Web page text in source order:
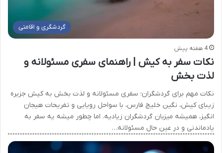
گردشگری و اقامتی
4 هفته پیش
نکات سفر به کیش | راهنمای سفری مسئولانه و
لذت بخش
نکات مهم برای گردشگران؛ سفری مسئولانه و لذت بخش به کیش جزیره
زیبای کیش، نگین خلیج فارس، با سواحل رویایی و تفریحات هیجان
انگیز، همیشه میزبان گردشگران زیادیه. اما چطور میشه یه سفر به
یادماندنی و در عین حال مسئولانه…